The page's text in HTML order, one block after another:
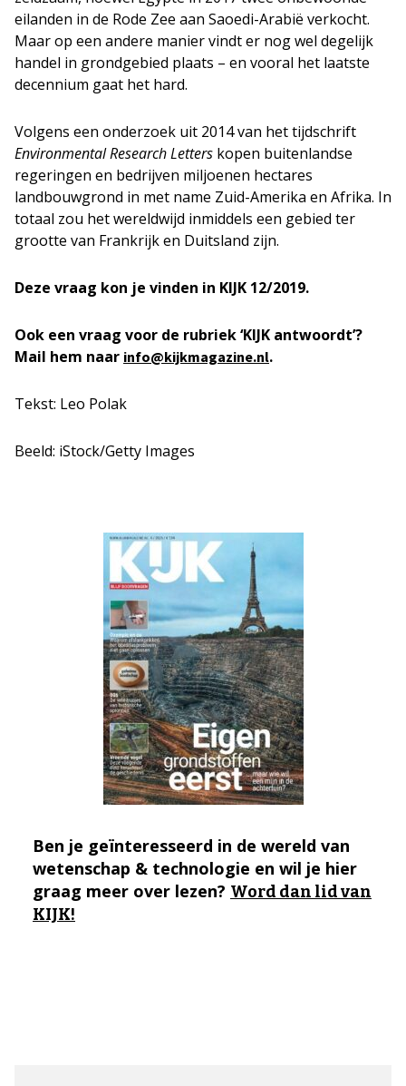
eilanden in de Rode Zee aan Saoedi-Arabië verkocht.
Maar op een andere manier vindt er nog wel degelijk
handel in grondgebied plaats – en vooral het laatste
decennium gaat het hard.
Volgens een onderzoek uit 2014 van het tijdschrift
Environmental Research Letters kopen buitenlandse
regeringen en bedrijven miljoenen hectares
landbouwgrond in met name Zuid-Amerika en Afrika. In
totaal zou het wereldwijd inmiddels een gebied ter
grootte van Frankrijk en Duitsland zijn.
Deze vraag kon je vinden in KIJK 12/2019.
Ook een vraag voor de rubriek ‘KIJK antwoordt’?
Mail hem naar info@kijkmagazine.nl.
Tekst: Leo Polak
Beeld: iStock/Getty Images
Ben je geïnteresseerd in de wereld van
wetenschap & technologie en wil je hier
graag meer over lezen? Word dan lid van
KIJK!